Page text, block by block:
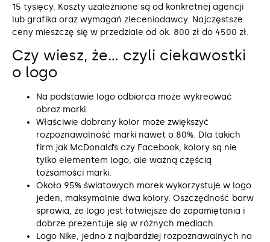
15 tysięcy. Koszty uzależnione są od konkretnej agencji
lub grafika oraz wymagań zleceniodawcy. Najczęstsze
ceny mieszczę się w przedziale od ok. 800 zł do 4500 zł.
Czy wiesz, że… czyli ciekawostki
o logo
Na podstawie logo odbiorca może wykreować
obraz marki.
Właściwie dobrany kolor może zwiększyć
rozpoznawalność marki nawet o 80%. Dla takich
firm jak McDonald’s czy Facebook, kolory są nie
tylko elementem logo, ale ważną częścią
tożsamości marki.
Około 95% światowych marek wykorzystuje w logo
jeden, maksymalnie dwa kolory. Oszczędność barw
sprawia, że logo jest łatwiejsze do zapamiętania i
dobrze prezentuje się w różnych mediach.
Logo Nike, jedno z najbardziej rozpoznawalnych na